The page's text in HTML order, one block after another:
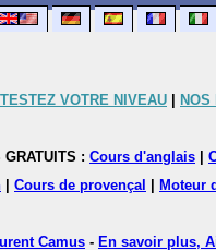
TESTEZ VOTRE NIVEAU NOS
: Cours d'anglais
Cours de provençal Moteur
Camus - En savoir plus,